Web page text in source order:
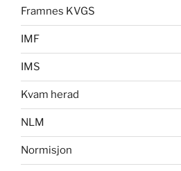
Framnes KVGS
IMF
IMS
Kvam herad
NLM
Normisjon